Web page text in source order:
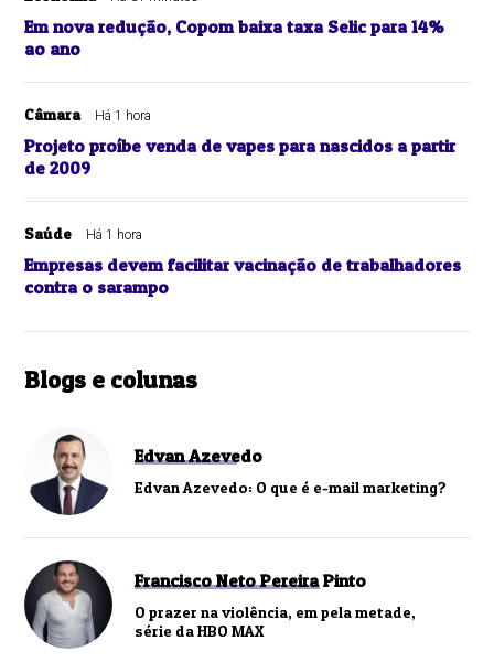
Em nova redução, Copom baixa taxa Selic para 14%
ao ano
Câmara Há 1 hora
Projeto proíbe venda de vapes para nascidos a partir
de 2009
Saúde Há 1 hora
Empresas devem facilitar vacinação de trabalhadores
contra o sarampo
Blogs e colunas
Edvan Azevedo
Edvan Azevedo: O que é e-mail marketing?
Francisco Neto Pereira Pinto
O prazer na violência, em pela metade,
série da HBO MAX